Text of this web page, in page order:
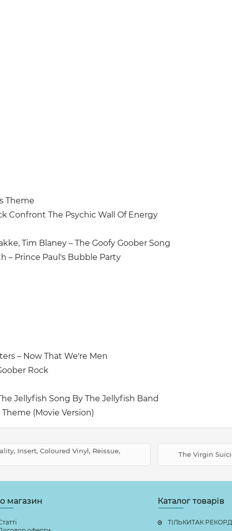
Theme
Confront The Psychic Wall Of Energy
Tim Blaney – The Goofy Goober Song
– Prince Paul's Bubble Party
– Now That We're Men
Rock
Jellyfish Song By The Jellyfish Band
(Movie Version)
Insert, Coloured Vinyl, Reissue,
The Virgin
магазин Каталог товарів
ТІЛЬКИТАК